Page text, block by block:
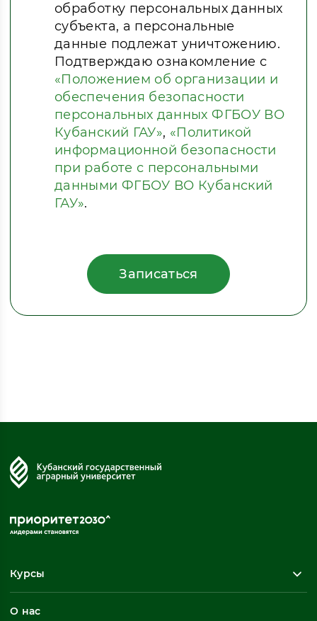
обработку персональных данных
субъекта, а персональные
данные подлежат уничтожению.
Подтверждаю ознакомление с
«Положением об организации и
обеспечения безопасности
персональных данных ФГБОУ ВО
Кубанский ГАУ», «Политикой
информационной безопасности
при работе с персональными
данными ФГБОУ ВО Кубанский
ГАУ».
Записаться
Курсы
Повышение квалификации
Профессиональная переподготовка
О нас